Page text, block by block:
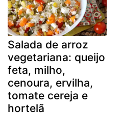
Salada de arroz
vegetariana: queijo
feta, milho,
cenoura, ervilha,
tomate cereja e
hortelã